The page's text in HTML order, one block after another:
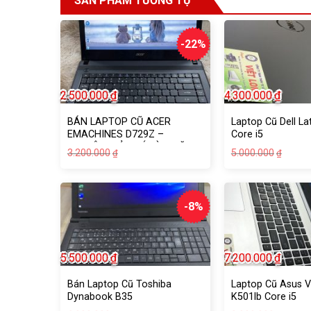
-22%
BÁN LAPTOP CŨ ACER
EMACHINES D729Z –
CHUYÊN GIẢI TRÍ, LÀM VĂN
PHÒNG
3.200.000 ₫
3.200.000₫.
2.500.000₫
là:
2.500.000₫.
Laptop Cũ Dell
Core i5
5.000.000 ₫
4.300.000₫
là:
-8%
Bán Laptop Cũ Toshiba
Dynabook B35
5.500.000₫
Laptop Cũ Asus
K501lb Core i5
7.200.000₫